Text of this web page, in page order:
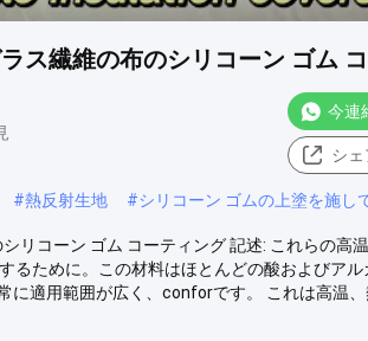
ス繊維の布のシリコーン ゴム
今連
シェ
#熱反射生地 #シリコーン ゴムの上塗を施し
リコーン ゴム コーティング 記述: これらの高
るために。この材料はほとんどの酸およびア
に適用範囲が広く、conforです。 これは高温